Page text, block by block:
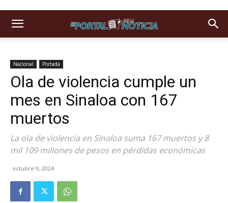
Nacional Portada
Ola de violencia cumple un
mes en Sinaloa con 167
muertos
La ola de violencia en Sinaloa suma 167 muertos y 8
mil 109 millones de pesos en pérdidas económicas
octubre 9, 2024